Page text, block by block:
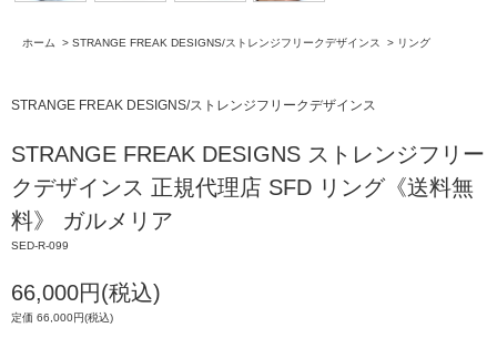
ホーム > STRANGE FREAK DESIGNS/ストレンジフリークデザインス > リング
STRANGE FREAK DESIGNS/ストレンジフリークデザインス
STRANGE FREAK DESIGNS ストレンジフリー
クデザインス 正規代理店 SFD リング《送料無
料》 ガルメリア
SED-R-099
66,000円(税込)
定価 66,000円(税込)